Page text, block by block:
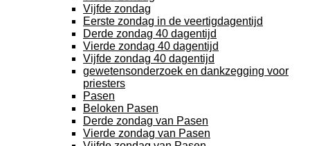
Vijfde zondag
Eerste zondag in de veertigdagentijd
Derde zondag 40 dagentijd
Vierde zondag 40 dagentijd
Vijfde zondag 40 dagentijd
gewetensonderzoek en dankzegging voor
priesters
Pasen
Beloken Pasen
Derde zondag van Pasen
Vierde zondag van Pasen